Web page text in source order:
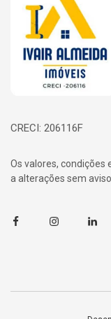
CRECI: 206116F
Os valores, condições
a alterações sem
FacebookInstagram